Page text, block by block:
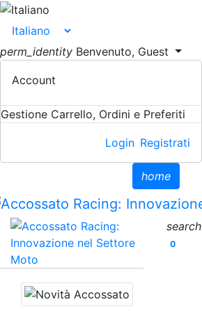
perm_identity Benvenuto, Guest
Account
Gestione Carrello, Ordini e Preferiti
Login Registrati
home
search
0